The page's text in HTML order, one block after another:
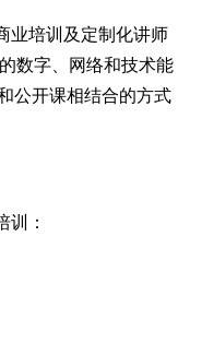
业培训及定制化讲师
数字、网络和技术能
公开课相结合的方式
：